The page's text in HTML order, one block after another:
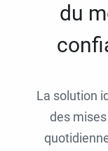
du
La solution
des